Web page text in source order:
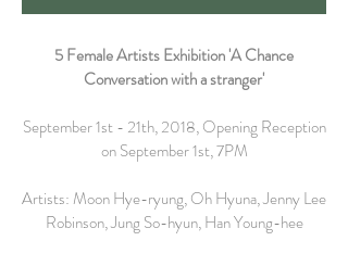
5 Female Artists Exhibition 'A Chance
Conversation with a stranger'
September 1st - 21th, 2018, Opening Reception
on September 1st, 7PM
Artists: Moon Hye-ryung, Oh Hyuna, Jenny Lee
Robinson, Jung So-hyun, Han Young-hee